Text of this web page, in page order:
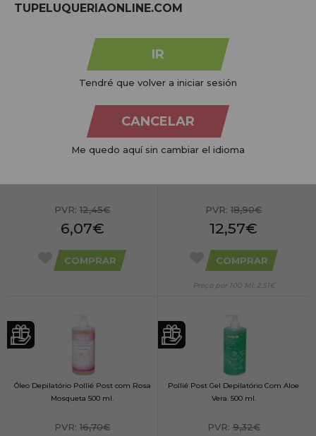
13,50€
COMPRAR
Preço por 100 gr: 2,70€
COMPRAR
Preço por 100 Ml: 3,27€
PVR: 12,45€
6,07€
COMPRAR
PVR: 18,90€
12,57€
COMPRAR
Preço por 100 Ml: 2,51€
Óleo Depilatório Pollié Post com Rosa
Mosqueta 500 ml.
PVR: 16,70€
Pollié Post Gel Depilatório Com Aloe
Vera. 500 ml.
PVR:9,32€
TUPELUQUERIAONLINE.COM
IR
Tendré que volver a iniciar sesión
CANCELAR
Me quedo aquí sin cambiar el idioma